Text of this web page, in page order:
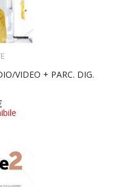
VIDEO + PARC. DIG.